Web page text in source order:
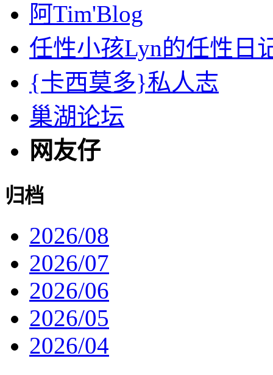
阿Tim'Blog
任性小孩Lyn的任性日
{卡西莫多}私人志
巢湖论坛
网友仔
归档
2026/08
2026/07
2026/06
2026/05
2026/04